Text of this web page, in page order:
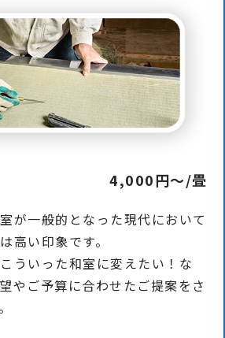
4,000円〜/畳
が一般的となった現代において
高い印象です。
ういった和室に変えたい！な
やご予算に合わせたご提案をさ